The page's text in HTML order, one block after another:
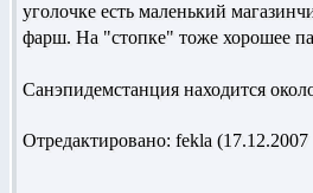
уголочке есть маленький
фарш. На "стопке" тоже хорошее
Санэпидемстанция находится
Отредактировано: fekla (17.12.2007